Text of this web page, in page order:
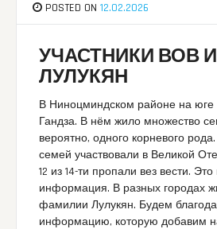
POSTED ON12.02.2026
УЧАСТНИКИ ВОВ
ЛУЛУКЯН
В Ниноцминдском районе на юге
Гандза. В нём жило множество
вероятно, одного корневого
семей участвовали в Великой
12 из 14-ти пропали вез вести.
информация. В разных городах
фамилии Лулукян. Будем
информацию, которую добавим